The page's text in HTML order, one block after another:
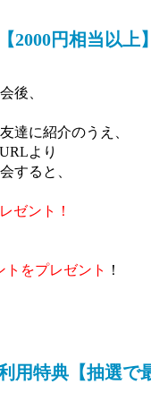
2000円相当以上】
後、
達に紹介のうえ、
より
すると、
ゼント！
トをプレゼント ！
用特典【抽選で